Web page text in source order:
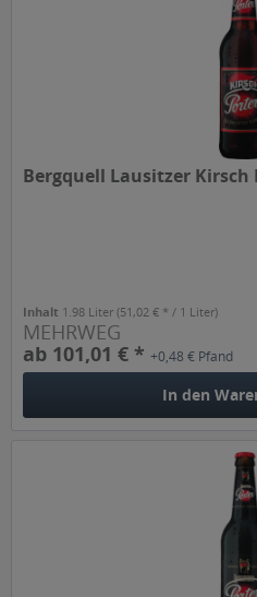
Bergquell Lausitzer Kirsch
Inhalt 1.98 Liter(51,02 € * / 1 Liter)
MEHRWEG
ab 101,01 € *+0,48 € Pfand
In den